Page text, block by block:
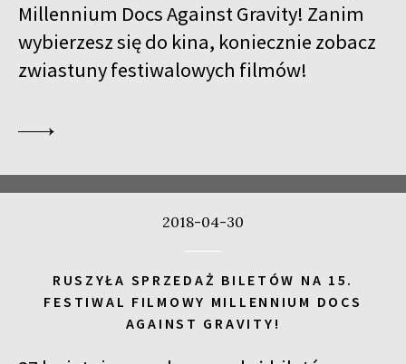
Millennium Docs Against Gravity! Zanim
wybierzesz się do kina, koniecznie zobacz
zwiastuny festiwalowych filmów!
2018-04-30
RUSZYŁA SPRZEDAŻ BILETÓW NA 15.
FESTIWAL FILMOWY MILLENNIUM DOCS
AGAINST GRAVITY!